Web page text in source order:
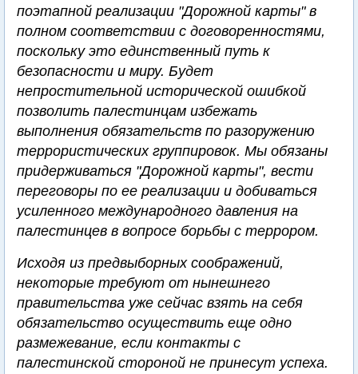
поэтапной реализации "Дорожной карты" в
полном соответствии с договоренностями,
поскольку это единственный путь к
безопасности и миру. Будет
непростительной исторической ошибкой
позволить палестинцам избежать
выполнения обязательств по разоружению
террористических группировок. Мы обязаны
придерживаться "Дорожной карты", вести
переговоры по ее реализации и добиваться
усиленного международного давления на
палестинцев в вопросе борьбы с террором.
Исходя из предвыборных соображений,
некоторые требуют от нынешнего
правительства уже сейчас взять на себя
обязательство осуществить еще одно
размежевание, если контакты с
палестинской стороной не принесут успеха.